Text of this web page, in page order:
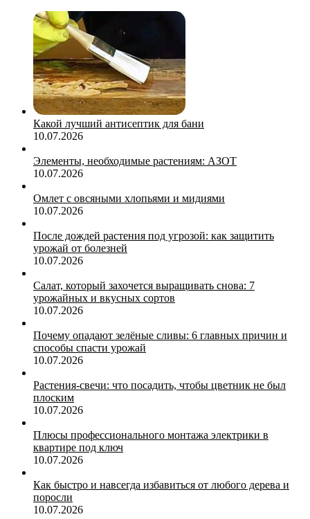
Какой лучший антисептик для бани
10.07.2026
Элементы, необходимые растениям: АЗОТ
10.07.2026
Омлет с овсяными хлопьями и мидиями
10.07.2026
После дождей растения под угрозой: как защитить
урожай от болезней
10.07.2026
Салат, который захочется выращивать снова: 7
урожайных и вкусных сортов
10.07.2026
Почему опадают зелёные сливы: 6 главных причин и
способы спасти урожай
10.07.2026
Растения-свечи: что посадить, чтобы цветник не был
плоским
10.07.2026
Плюсы профессионального монтажа электрики в
квартире под ключ
10.07.2026
Как быстро и навсегда избавиться от любого дерева и
поросли
10.07.2026